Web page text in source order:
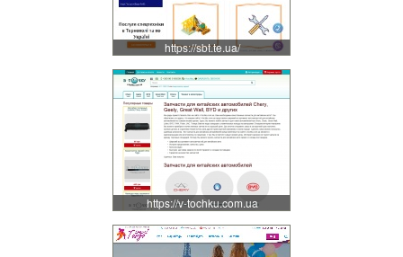
https://sbt.te.ua/
https://v-tochku.com.ua